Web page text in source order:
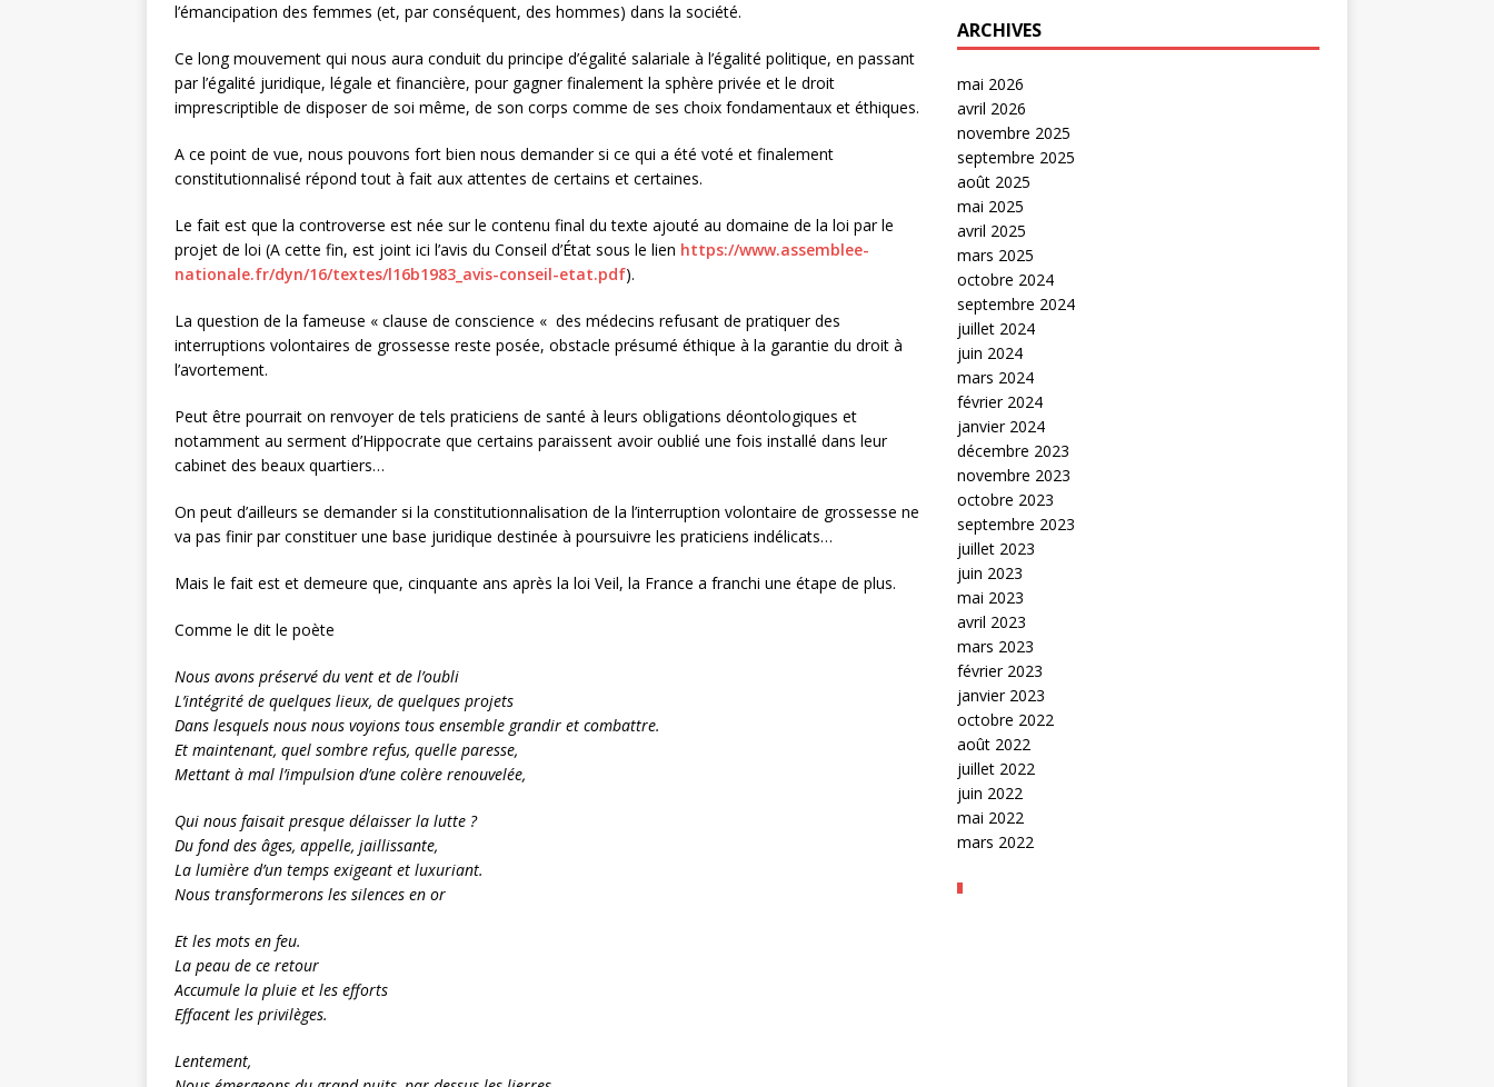
l’émancipation des femmes (et, par conséquent, des hommes) dans la société.
Ce long mouvement qui nous aura conduit du principe d’égalité salariale à l’égalité politique, en passant
par l’égalité juridique, légale et financière, pour gagner finalement la sphère privée et le droit
imprescriptible de disposer de soi même, de son corps comme de ses choix fondamentaux et éthiques.
A ce point de vue, nous pouvons fort bien nous demander si ce qui a été voté et finalement
constitutionnalisé répond tout à fait aux attentes de certains et certaines.
Le fait est que la controverse est née sur le contenu final du texte ajouté au domaine de la loi par le
projet de loi (A cette fin, est joint ici l’avis du Conseil d’État sous le lien https://www.assemblee-
nationale.fr/dyn/16/textes/l16b1983_avis-conseil-etat.pdf).
La question de la fameuse « clause de conscience « des médecins refusant de pratiquer des
interruptions volontaires de grossesse reste posée, obstacle présumé éthique à la garantie du droit à
l’avortement.
Peut être pourrait on renvoyer de tels praticiens de santé à leurs obligations déontologiques et
notamment au serment d’Hippocrate que certains paraissent avoir oublié une fois installé dans leur
cabinet des beaux quartiers…
On peut d’ailleurs se demander si la constitutionnalisation de la l’interruption volontaire de grossesse ne
va pas finir par constituer une base juridique destinée à poursuivre les praticiens indélicats…
Mais le fait est et demeure que, cinquante ans après la loi Veil, la France a franchi une étape de plus.
Comme le dit le poète
Nous avons préservé du vent et de l’oubli
L’intégrité de quelques lieux, de quelques projets
Dans lesquels nous nous voyions tous ensemble grandir et combattre.
Et maintenant, quel sombre refus, quelle paresse,
Mettant à mal l’impulsion d’une colère renouvelée,
Qui nous faisait presque délaisser la lutte ?
Du fond des âges, appelle, jaillissante,
La lumière d’un temps exigeant et luxuriant.
Nous transformerons les silences en or
Et les mots en feu.
La peau de ce retour
Accumule la pluie et les efforts
Effacent les privilèges.
Lentement,
ARCHIVES
mai 2026
avril 2026
novembre 2025
septembre 2025
août 2025
mai 2025
avril 2025
mars 2025
octobre 2024
septembre 2024
juillet 2024
juin 2024
mars 2024
février 2024
janvier 2024
décembre 2023
novembre 2023
octobre 2023
septembre 2023
juillet 2023
juin 2023
mai 2023
avril 2023
mars 2023
février 2023
janvier 2023
octobre 2022
août 2022
juillet 2022
juin 2022
mai 2022
mars 2022